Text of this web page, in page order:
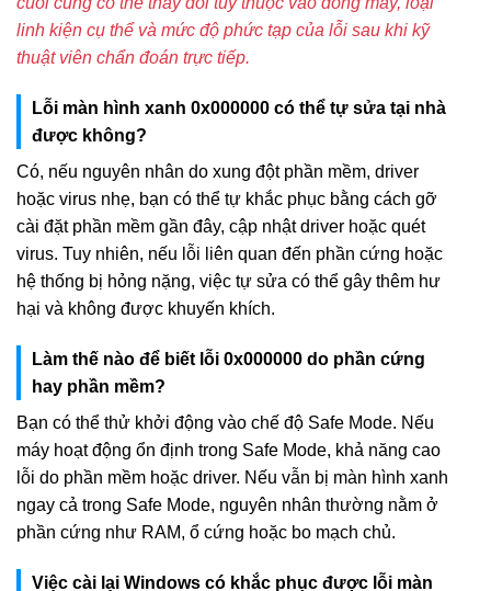
linh kiện cụ thể và mức độ phức tạp của lỗi sau khi kỹ
thuật viên chẩn đoán trực tiếp.
Lỗi màn hình xanh 0x000000 có thể tự sửa tại nhà
được không?
Có, nếu nguyên nhân do xung đột phần mềm, driver
hoặc virus nhẹ, bạn có thể tự khắc phục bằng cách gỡ
cài đặt phần mềm gần đây, cập nhật driver hoặc quét
virus. Tuy nhiên, nếu lỗi liên quan đến phần cứng hoặc
hệ thống bị hỏng nặng, việc tự sửa có thể gây thêm hư
hại và không được khuyến khích.
Làm thế nào để biết lỗi 0x000000 do phần cứng
hay phần mềm?
Bạn có thể thử khởi động vào chế độ Safe Mode. Nếu
máy hoạt động ổn định trong Safe Mode, khả năng cao
lỗi do phần mềm hoặc driver. Nếu vẫn bị màn hình xanh
ngay cả trong Safe Mode, nguyên nhân thường nằm ở
phần cứng như RAM, ổ cứng hoặc bo mạch chủ.
Việc cài lại Windows có khắc phục được lỗi màn